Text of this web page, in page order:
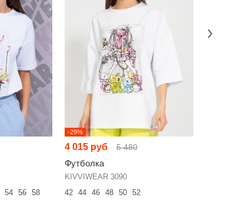
54 56 58
-29%
4 015 руб 5 480
Футболка
KIVVIWEAR 3090
42
44 46 48 50 52